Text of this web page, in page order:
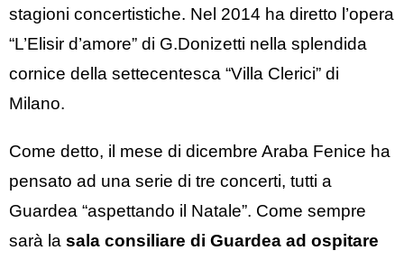
stagioni concertistiche. Nel 2014 ha diretto l’opera
“L’Elisir d’amore” di G.Donizetti nella splendida
cornice della settecentesca “Villa Clerici” di
Milano.
Come detto, il mese di dicembre Araba Fenice ha
pensato ad una serie di tre concerti, tutti a
Guardea “aspettando il Natale”. Come sempre
sarà la sala consiliare di Guardea ad ospitare